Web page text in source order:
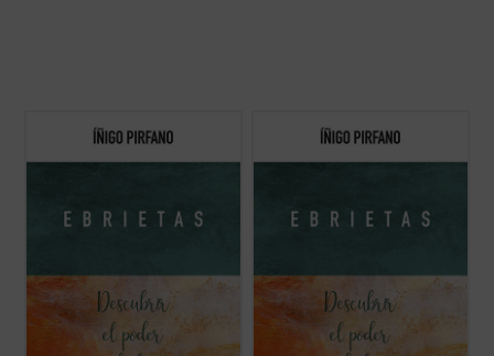
, el director de orquesta y
comunicador Íñigo Pirfano, promotor de la
, el director de orquesta y
comunicador Íñigo Pirfano, promotor de la